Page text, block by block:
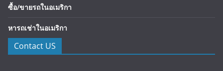
ซื้อ/ขายรถในอเมริกา
หารถเช่าในอเมริกา
Contact US